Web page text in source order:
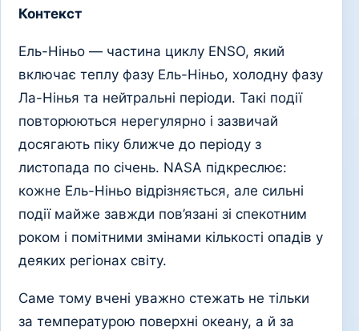
Контекст
Ель-Ніньо — частина циклу ENSO, який
включає теплу фазу Ель-Ніньо, холодну фазу
Ла-Нінья та нейтральні періоди. Такі події
повторюються нерегулярно і зазвичай
досягають піку ближче до періоду з
листопада по січень. NASA підкреслює:
кожне Ель-Ніньо відрізняється, але сильні
події майже завжди пов’язані зі спекотним
роком і помітними змінами кількості опадів у
деяких регіонах світу.
Саме тому вчені уважно стежать не тільки
за температурою поверхні океану, а й за